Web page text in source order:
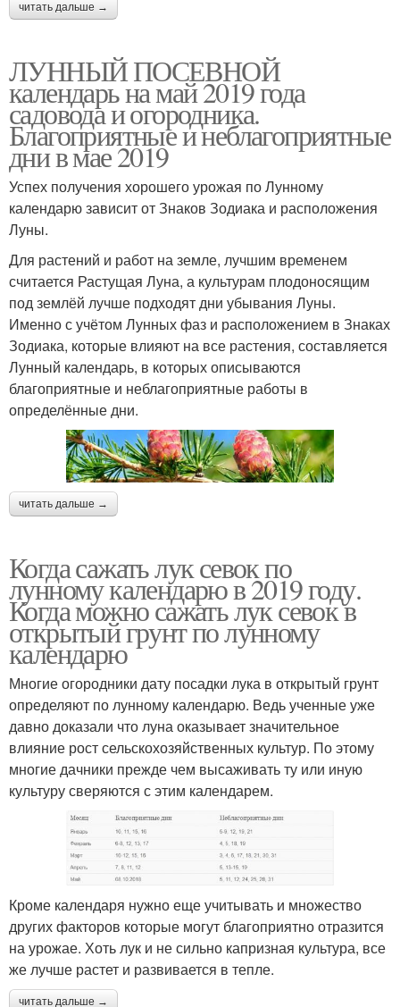
читать дальше →
ЛУННЫЙ ПОСЕВНОЙ
календарь на май 2019 года
садовода и огородника.
Благоприятные и неблагоприятные
дни в мае 2019
Успех получения хорошего урожая по Лунному
календарю зависит от Знаков Зодиака и расположения
Луны.
Для растений и работ на земле, лучшим временем
считается Растущая Луна, а культурам плодоносящим
под землёй лучше подходят дни убывания Луны.
Именно с учётом Лунных фаз и расположением в Знаках
Зодиака, которые влияют на все растения, составляется
Лунный календарь, в которых описываются
благоприятные и неблагоприятные работы в
определённые дни.
читать дальше →
Когда сажать лук севок по
лунному календарю в 2019 году.
Когда можно сажать лук севок в
открытый грунт по лунному
календарю
Многие огородники дату посадки лука в открытый грунт
определяют по лунному календарю. Ведь ученные уже
давно доказали что луна оказывает значительное
влияние рост сельскохозяйственных культур. По этому
многие дачники прежде чем высаживать ту или иную
культуру сверяются с этим календарем.
Кроме календаря нужно еще учитывать и множество
других факторов которые могут благоприятно отразится
на урожае. Хоть лук и не сильно капризная культура, все
же лучше растет и развивается в тепле.
читать дальше →